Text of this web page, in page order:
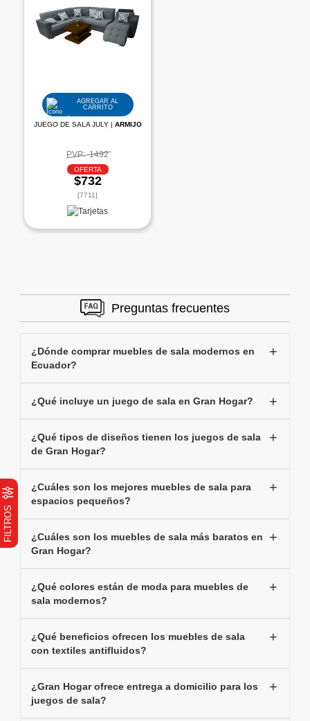
FILTROS
AGREGAR AL
CARRITO
JUEGO DE SALA JULY | ARMIJO
PVP: 1492
OFERTA
$732
[7711]
Preguntas frecuentes
¿Dónde comprar muebles de sala modernos en
Ecuador?
¿Qué incluye un juego de sala en Gran Hogar?
¿Qué tipos de diseños tienen los juegos de sala
de Gran Hogar?
¿Cuáles son los mejores muebles de sala para
espacios pequeños?
¿Cuáles son los muebles de sala más baratos en
Gran Hogar?
¿Qué colores están de moda para muebles de
sala modernos?
¿Qué beneficios ofrecen los muebles de sala
con textiles antifluidos?
¿Gran Hogar ofrece entrega a domicilio para los
juegos de sala?